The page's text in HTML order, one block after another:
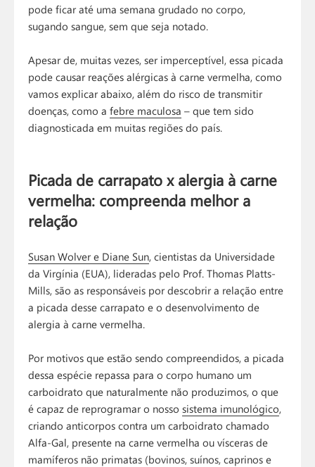
pode ficar até uma semana grudado no corpo,
sugando sangue, sem que seja notado.
Apesar de, muitas vezes, ser imperceptível, essa picada
pode causar reações alérgicas à carne vermelha, como
vamos explicar abaixo, além do risco de transmitir
doenças, como afebre maculosa – que tem sido
diagnosticada em muitas regiões do país.
Picada de carrapato x alergia à carne
vermelha: compreenda melhor a
relação
Susan Wolver e Diane Sun, cientistas da Universidade
da Virgínia (EUA), lideradas pelo Prof. Thomas Platts-
Mills, são as responsáveis por descobrir a relação entre
a picada desse carrapato e o desenvolvimento de
alergia à carne vermelha.
Por motivos que estão sendo compreendidos, a picada
dessa espécie repassa para o corpo humano um
carboidrato que naturalmente não produzimos, o que
é capaz de reprogramar o nossosistema imunológico,
criando anticorpos contra um carboidrato chamado
Alfa-Gal, presente na carne vermelha ou vísceras de
mamíferos não primatas (bovinos, suínos, caprinos e